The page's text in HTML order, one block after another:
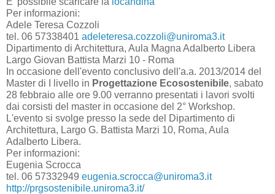
Per informazioni:
Adele Teresa Cozzoli
tel. 06 57338401 adeleteresa.cozzoli@uniroma3.it
Dipartimento di Architettura, Aula Magna Adalberto Libera
Largo Giovan Battista Marzi 10 - Roma
In occasione dell'evento conclusivo dell'a.a. 2013/2014 del
Master di I livello in Progettazione Ecosostenibile, sabato
28 febbraio alle ore 9.00 verranno presentati i lavori svolti
dai corsisti del master in occasione del 2° Workshop.
L'evento si svolge presso la sede del Dipartimento di
Architettura, Largo G. Battista Marzi 10, Roma, Aula
Adalberto Libera.
Per informazioni:
Eugenia Scrocca
tel. 06 57332949 eugenia.scrocca@uniroma3.it
http://prgsostenibile.uniroma3.it/